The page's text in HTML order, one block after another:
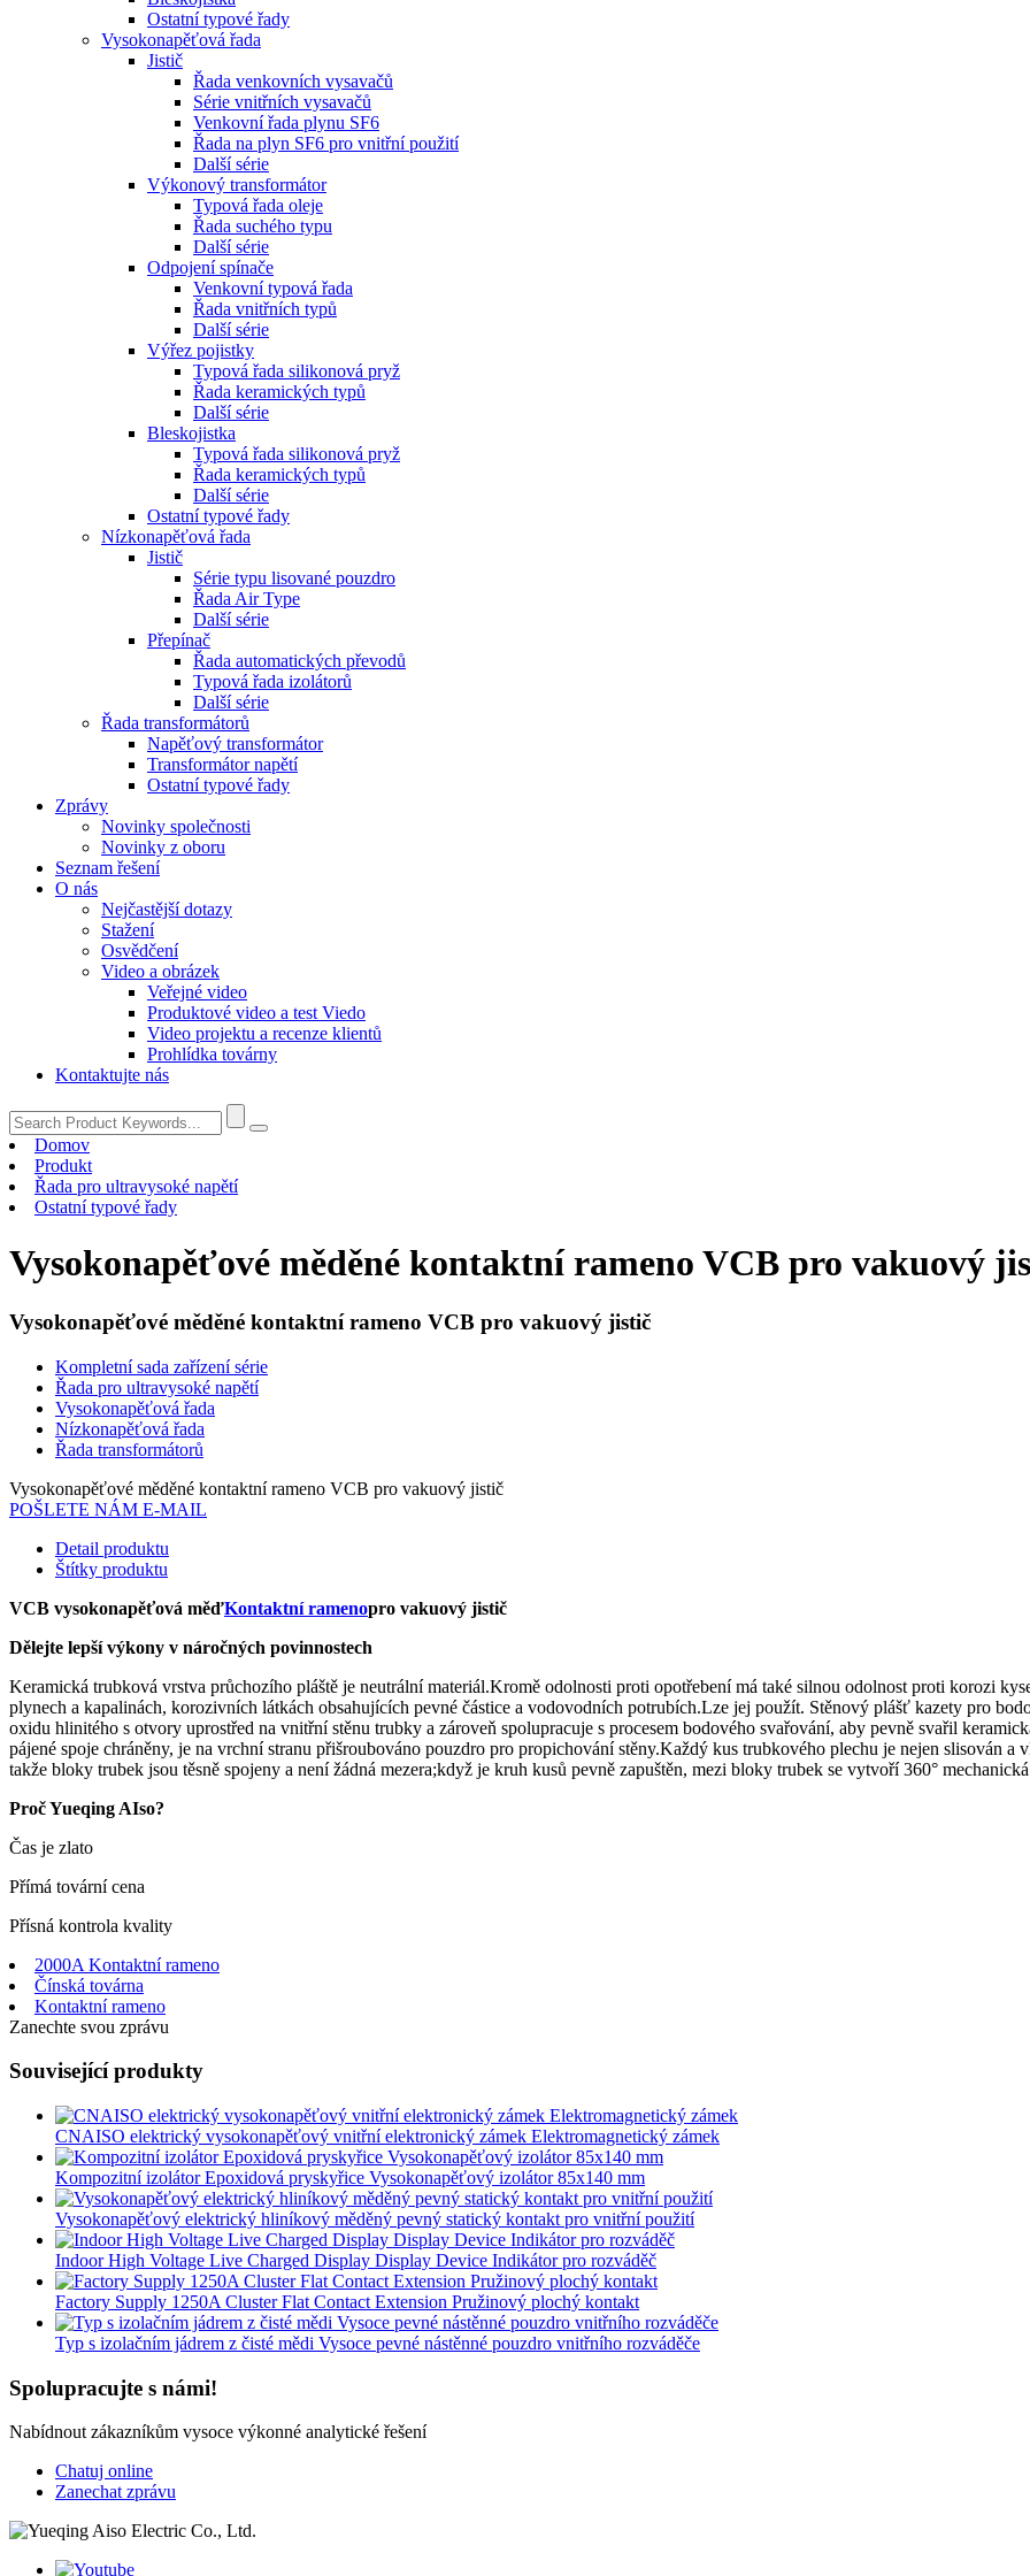
Ostatní typové řady
Vysokonapěťová řada
Jistič
Řada venkovních vysavačů
Série vnitřních vysavačů
Venkovní řada plynu SF6
Řada na plyn SF6 pro vnitřní použití
Další série
Výkonový transformátor
Typová řada oleje
Řada suchého typu
Další série
Odpojení spínače
Venkovní typová řada
Řada vnitřních typů
Další série
Výřez pojistky
Typová řada silikonová pryž
Řada keramických typů
Další série
Bleskojistka
Typová řada silikonová pryž
Řada keramických typů
Další série
Ostatní typové řady
Nízkonapěťová řada
Jistič
Série typu lisované pouzdro
Řada Air Type
Další série
Přepínač
Řada automatických převodů
Typová řada izolátorů
Další série
Řada transformátorů
Napěťový transformátor
Transformátor napětí
Ostatní typové řady
Zprávy
Novinky společnosti
Novinky z oboru
Seznam řešení
O nás
Nejčastější dotazy
Stažení
Osvědčení
Video a obrázek
Veřejné video
Produktové video a test Viedo
Video projektu a recenze klientů
Prohlídka továrny
Kontaktujte nás
Domov
Produkt
Řada pro ultravysoké napětí
Ostatní typové řady
Vysokonapěťové měděné kontaktní rameno VCB pro vakuový
Vysokonapěťové měděné kontaktní rameno VCB pro vakuový jistič
Kompletní sada zařízení série
Řada pro ultravysoké napětí
Vysokonapěťová řada
Nízkonapěťová řada
Řada transformátorů
Vysokonapěťové měděné kontaktní rameno VCB pro vakuový jistič
POŠLETE NÁM E-MAIL
Detail produktu
Štítky produktu
VCB vysokonapěťová měďKontaktní ramenopro vakuový jistič
Dělejte lepší výkony v náročných povinnostech
Keramická trubková vrstva průchozího pláště je neutrální materiál.Kromě odolnosti proti opotřebení má také silnou odolnost proti korozi
plynech a kapalinách, korozivních látkách obsahujících pevné částice a vodovodních potrubích.Lze jej použít. Stěnový plášť kazety pro
oxidu hlinitého s otvory uprostřed na vnitřní stěnu trubky a zároveň spolupracuje s procesem bodového svařování, aby pevně svařil
pájené spoje chráněny, je na vrchní stranu přišroubováno pouzdro pro propichování stěny.Každý kus trubkového plechu je nejen slisován
takže bloky trubek jsou těsně spojeny a není žádná mezera;když je kruh kusů pevně zapuštěn, mezi bloky trubek se vytvoří 360°
Proč Yueqing AIso?
Čas je zlato
Přímá tovární cena
Přísná kontrola kvality
2000A Kontaktní rameno
Čínská továrna
Kontaktní rameno
Zanechte svou zprávu
Související produkty
CNAISO elektrický vysokonapěťový vnitřní elektronický zámek Elektromagnetický zámek
Kompozitní izolátor Epoxidová pryskyřice Vysokonapěťový izolátor 85x140 mm
Vysokonapěťový elektrický hliníkový měděný pevný statický kontakt pro vnitřní použití
Indoor High Voltage Live Charged Display Display Device Indikátor pro rozváděč
Factory Supply 1250A Cluster Flat Contact Extension Pružinový plochý kontakt
Typ s izolačním jádrem z čisté mědi Vysoce pevné nástěnné pouzdro vnitřního rozváděče
Spolupracujte s námi!
Nabídnout zákazníkům vysoce výkonné analytické řešení
Chatuj online
Zanechat zprávu